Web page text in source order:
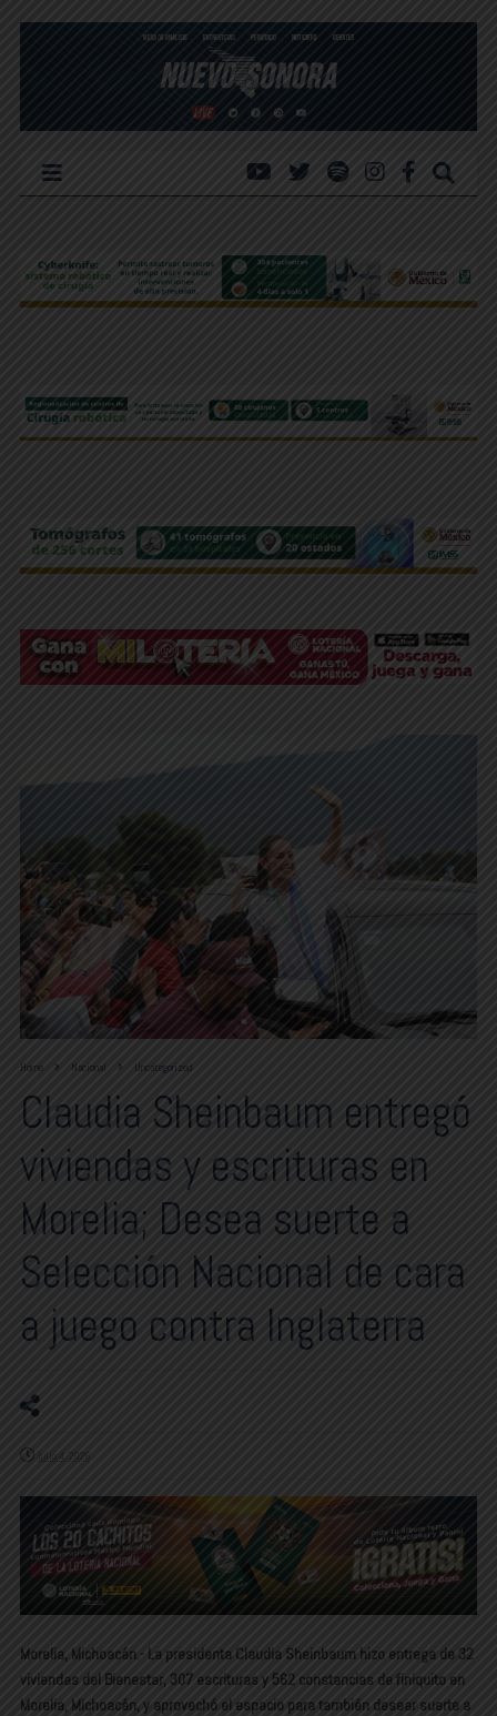
Home Nacional Uncategorized
Claudia Sheinbaum entregó
viviendas y escrituras en
Morelia; Desea suerte a
Selección Nacional de cara
a juego contra Inglaterra
julio 4, 2026
Morelia, Michoacán.- La presidenta Claudia Sheinbaum hizo entrega de 32
viviendas del Bienestar, 307 escrituras y 562 constancias de finiquito en
Morelia, Michoacán, y aprovechó el espacio para también desear suerte a